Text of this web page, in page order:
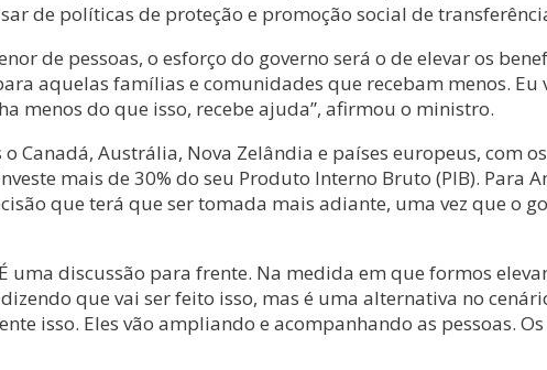
de políticas de proteção e promoção social de
de pessoas, o esforço do governo será o de elevar os
aquelas famílias e comunidades que recebam menos.
menos do que isso, recebe ajuda”, afirmou o ministro.
Canadá, Austrália, Nova Zelândia e países europeus, com
mais de 30% do seu Produto Interno Bruto (PIB). Para
que terá que ser tomada mais adiante, uma vez que o
discussão para frente. Na medida em que formos
que vai ser feito isso, mas é uma alternativa no
isso. Eles vão ampliando e acompanhando as pessoas.